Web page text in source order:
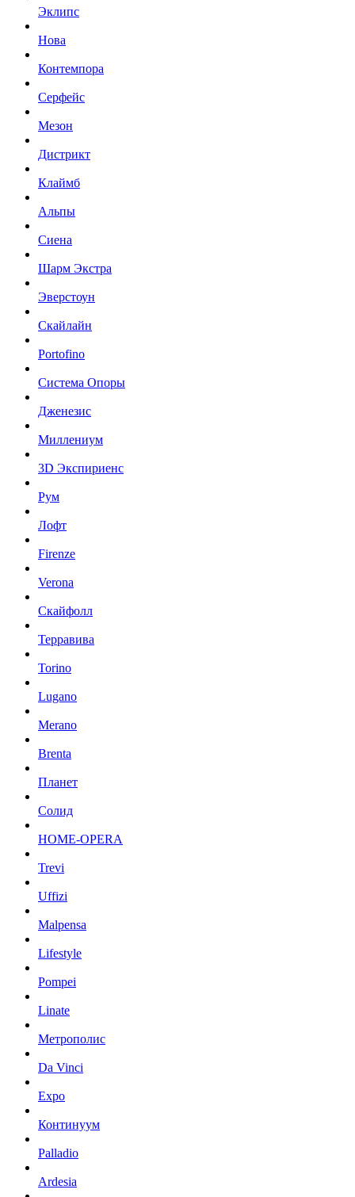
Эклипс
Нова
Контемпора
Серфейс
Мезон
Дистрикт
Клаймб
Альпы
Сиена
Шарм Экстра
Эверстоун
Скайлайн
Portofino
Система Опоры
Дженезис
Миллениум
3D Экспириенс
Рум
Лофт
Firenze
Verona
Скайфолл
Терравива
Torino
Lugano
Merano
Brenta
Планет
Солид
HOME-OPERA
Trevi
Uffizi
Malpensa
Lifestyle
Pompei
Linate
Метрополис
Da Vinci
Expo
Континуум
Palladio
Ardesia